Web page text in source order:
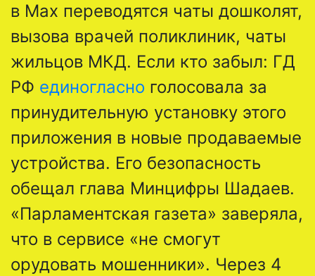
в Max переводятся чаты дошколят,
вызова врачей поликлиник, чаты
жильцов МКД. Если кто забыл: ГД
РФ единогласно голосовала за
принудительную установку этого
приложения в новые продаваемые
устройства. Его безопасность
обещал глава Минцифры Шадаев.
«Парламентская газета» заверяла,
что в сервисе «не смогут
орудовать мошенники». Через 4